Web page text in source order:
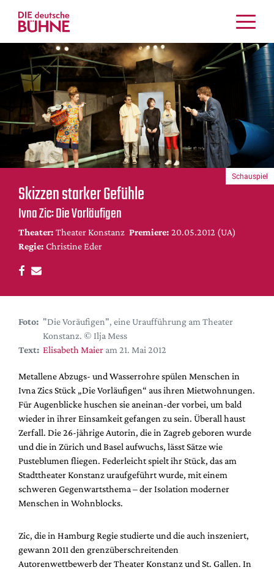
Kritiken
Schauspiel
Musiktheater
Tanz
Crossover
Bühnenwelt
Festivals & Veranstaltungen
Menschen & Theater
Themen
Internationales
Nachrufe
DdB-map
Premierensuche
Festival-Planer
Alle Hefte
Leseproben
Podcast
Service
Shop / Abo
Newsletter
Redaktion
Partner
Mediadaten
Skizzen starker Gefühle
Ivna Zic: Die Vorläufigen
Theater: Theater Konstanz Premiere: 20.05.2012 (UA)
Regie: Christine Eder
Schauspiel
Foto: "Die Voräufigen", eine Uraufführung am Theater
Konstanz. © Ilja Mess
Text: Elisabeth Maier am 21. Mai 2012
Metallene Abzugs- und Wasserrohre spülen Menschen in
Ivna Zics Stück „Die Vorläufigen“ aus ihren Mietwohnungen.
Für Augenblicke huschen sie aneinan-der vorbei, um bald
wieder in ihrer Einsamkeit gefangen zu sein. Überall haust
Zerfall. Die 26-jährige Autorin, die in Zagreb geboren wurde
und die in Zürich und Basel aufwuchs, lässt Sätze wie
Pusteblumen fliegen. Federleicht spielt ihr Stück, das am
Stadttheater Konstanz uraufgeführt wurde, mit einem
schweren Gegenwartsthema – der Isolation moderner
Menschen in Wohnblocks.
Zic, die in Hamburg Regie studierte und die auch inszeniert,
gewann 2011 den grenzüberschreitenden
Autorenwettbewerb der Theater Konstanz und St. Gallen. In